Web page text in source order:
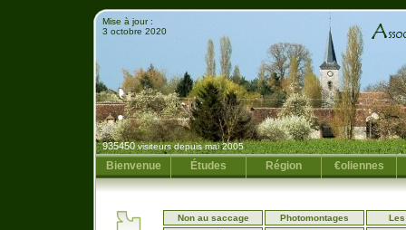
Mise à jour :
3 octobre 2020
935450visiteurs depuis mai 2005
Bienvenue Études Région €oliennes
Non au saccage Photomontages